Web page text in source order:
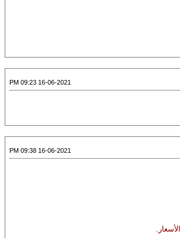
16-06-2021 09:23 PM
16-06-2021 09:38 PM